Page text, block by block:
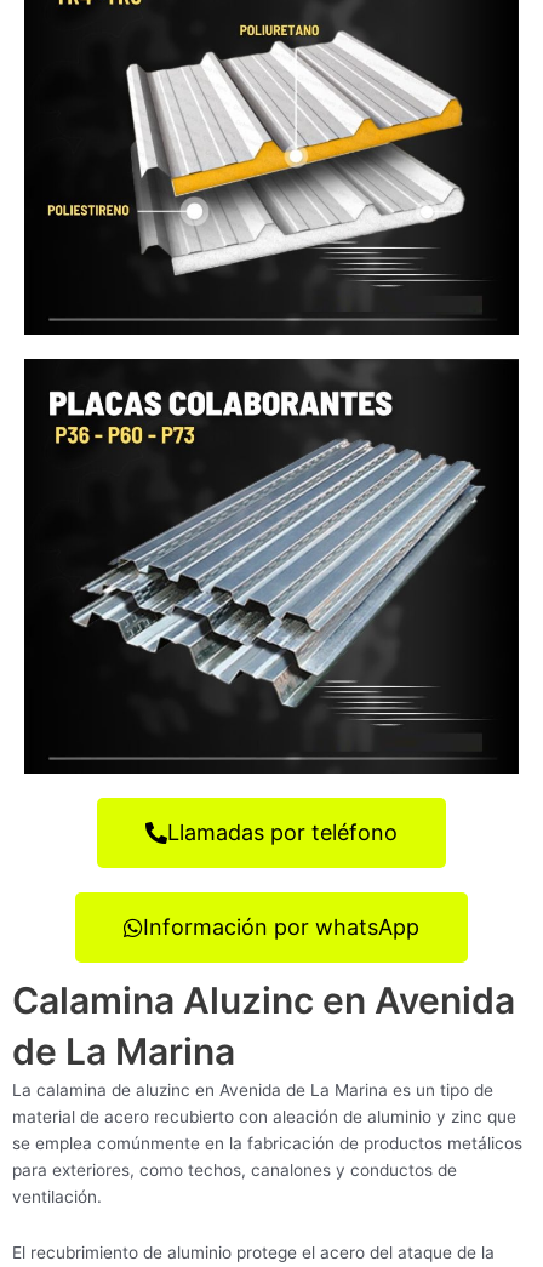
Llamadas por teléfono
Información por whatsApp
Calamina Aluzinc en Avenida
de La Marina
La calamina de aluzinc en Avenida de La Marina es un tipo de
material de acero recubierto con aleación de aluminio y zinc que
se emplea comúnmente en la fabricación de productos metálicos
para exteriores, como techos, canalones y conductos de
ventilación.
El recubrimiento de aluminio protege el acero del ataque de la